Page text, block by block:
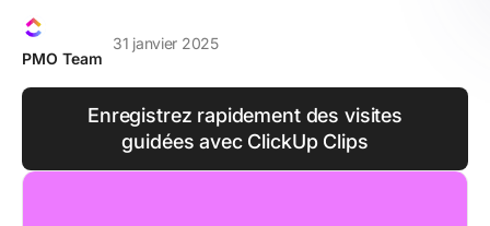
PMO Team
31 janvier 2025
Enregistrez rapidement des visites
guidées avec ClickUp Clips